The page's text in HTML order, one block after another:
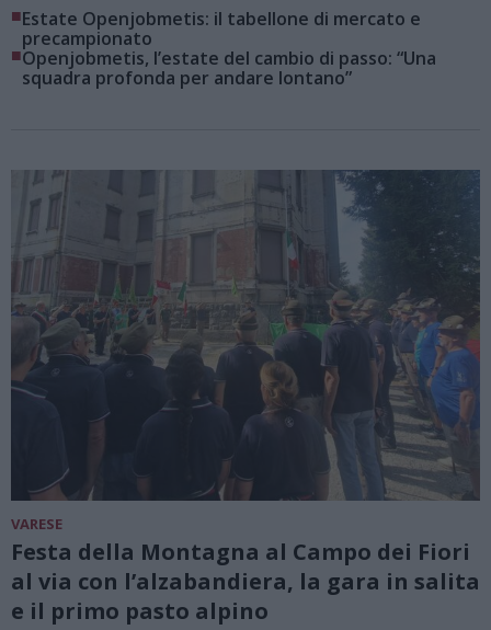
■Estate Openjobmetis: il tabellone di mercato e
precampionato
■Openjobmetis, l’estate del cambio di passo: “Una
squadra profonda per andare lontano”
VARESE
Festa della Montagna al Campo dei Fiori
al via con l’alzabandiera, la gara in salita
e il primo pasto alpino